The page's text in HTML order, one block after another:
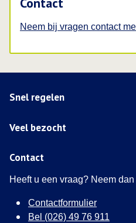
Neem bij vragen contact
Snel regelen
Veel bezocht
Contact
Heeft u een vraag? Neem
Contactformulier
Bel (026) 49 76 911